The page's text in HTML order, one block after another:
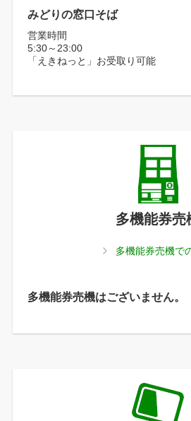
みどりの窓口そば
営業時間
5:30～23:00
「えきねっと」お受取り可能
多機能券売
多機能券売機で
多機能券売機はございません。